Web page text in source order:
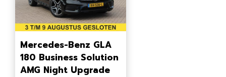
Mercedes-Benz GLA
180 Business Solution
AMG Night Upgrade